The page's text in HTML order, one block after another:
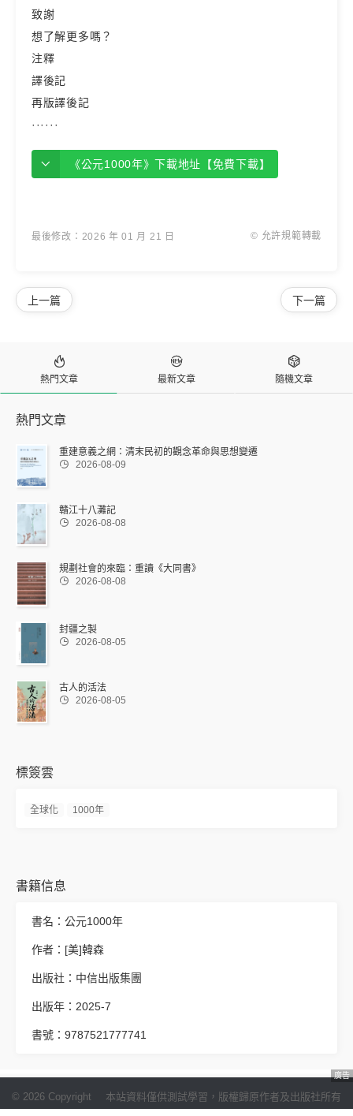
致謝
想了解更多嗎？
注釋
譯後記
再版譯後記
······
《公元1000年》下載地址【免費下載】
最後修改：2026 年 01 月 21 日 © 允許規範轉載
下一篇
上一篇

熱門文章

最新文章

隨機文章
熱門文章
重建意義之網：清末民初的觀念革命與思想變遷
 2026-08-09
贛江十八灘記
 2026-08-08
規劃社會的來臨：重讀《大同書》
 2026-08-08
封疆之製
 2026-08-05
古人的活法
 2026-08-05
標簽雲
全球化 1000年
書籍信息
書名：公元1000年
作者：[美]韓森
出版社：中信出版集團
出版年：2025-7
書號：9787521777741
廣告
本站資料僅供測試學習，版權歸原作者及出版社所有
© 2026 Copyright